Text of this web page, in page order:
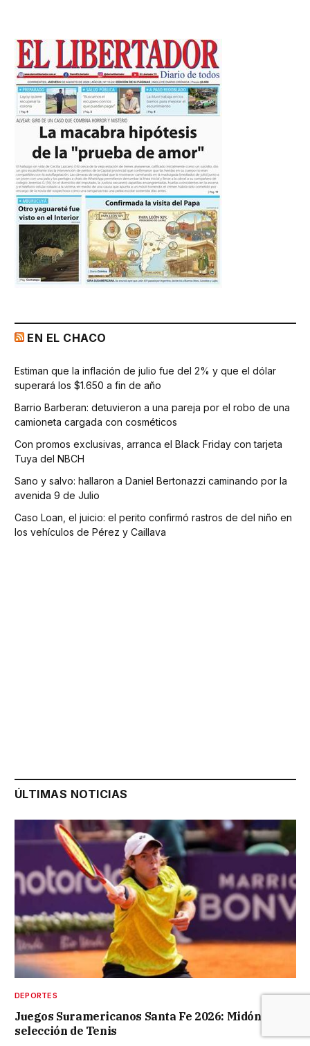
EN EL CHACO
Estiman que la inflación de julio fue del 2% y que el dólar
superará los $1.650 a fin de año
Barrio Barberan: detuvieron a una pareja por el robo de una
camioneta cargada con cosméticos
Con promos exclusivas, arranca el Black Friday con tarjeta
Tuya del NBCH
Sano y salvo: hallaron a Daniel Bertonazzi caminando por la
avenida 9 de Julio
Caso Loan, el juicio: el perito confirmó rastros de del niño en
los vehículos de Pérez y Caillava
ÚLTIMAS NOTICIAS
DEPORTES
Juegos Suramericanos Santa Fe 2026: Midón en la
selección de Tenis